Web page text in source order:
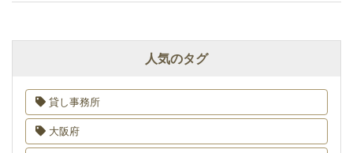
人気のタグ
貸し事務所
大阪府